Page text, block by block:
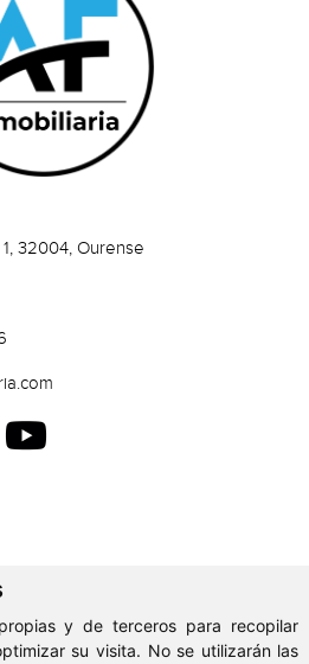
y de terceros para recopilar
su visita. No se utilizarán las
32004, Ourense